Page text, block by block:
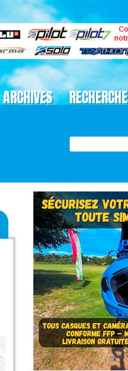
ARCHIVES RECHERCHE